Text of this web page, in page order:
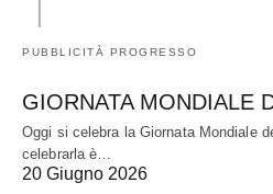
PUBBLICITÀ PROGRESSO
GIORNATA MONDIALE
Oggi si celebra la Giornata Mondiale
celebrarla è…
20 Giugno 2026